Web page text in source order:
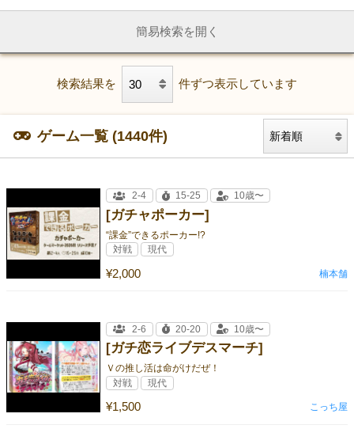
簡易検索を開く
検索結果を 件ずつ表示しています
ゲーム一覧 (1440件)
[ガチャポーカー]
“課金”できるポーカー!?
¥2,000
2-4 15-25 10歳〜
対戦 現代
楠本舗
[ガチ恋ライブデスマーチ]
Ｖの推し活は命がけだぜ！
¥1,500
2-6 20-20 10歳〜
対戦 現代
こっち屋